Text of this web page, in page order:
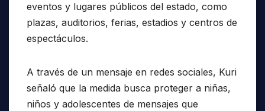
eventos y lugares públicos del estado, como
plazas, auditorios, ferias, estadios y centros de
espectáculos.
A través de un mensaje en redes sociales, Kuri
señaló que la medida busca proteger a niñas,
niños y adolescentes de mensajes que